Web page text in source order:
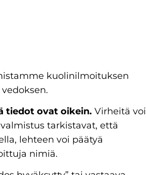
kuolinilmoituksen
tiedot ovat oikein. Virheitä voi
tarkistavat, että
lehteen voi päätyä
nimiä.